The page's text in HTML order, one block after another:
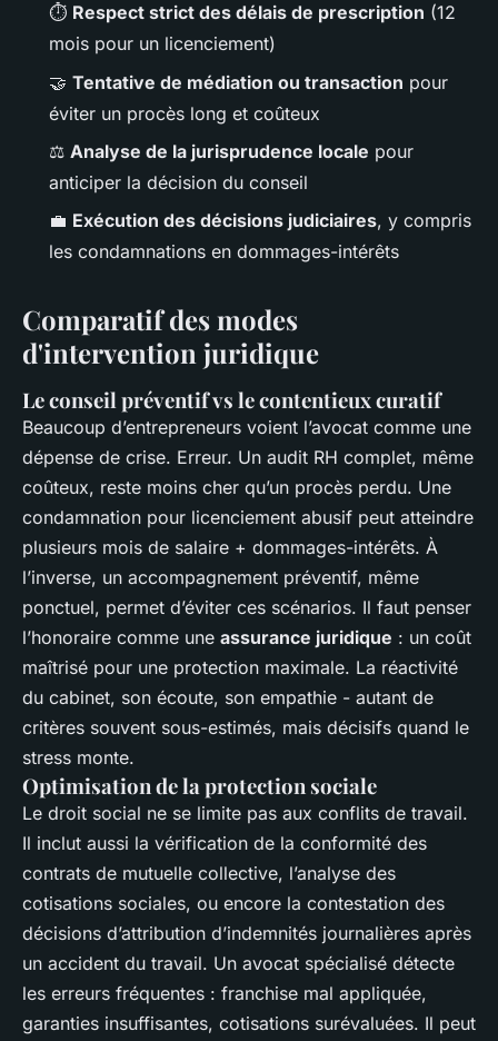
⏱️ Respect strict des délais de prescription (12
mois pour un licenciement)
🤝 Tentative de médiation ou transaction pour
éviter un procès long et coûteux
⚖️ Analyse de la jurisprudence locale pour
anticiper la décision du conseil
💼 Exécution des décisions judiciaires, y compris
les condamnations en dommages-intérêts
Comparatif des modes
d'intervention juridique
Le conseil préventif vs le contentieux curatif
Beaucoup d’entrepreneurs voient l’avocat comme une
dépense de crise. Erreur. Un audit RH complet, même
coûteux, reste moins cher qu’un procès perdu. Une
condamnation pour licenciement abusif peut atteindre
plusieurs mois de salaire + dommages-intérêts. À
l’inverse, un accompagnement préventif, même
ponctuel, permet d’éviter ces scénarios. Il faut penser
l’honoraire comme une assurance juridique : un coût
maîtrisé pour une protection maximale. La réactivité
du cabinet, son écoute, son empathie - autant de
critères souvent sous-estimés, mais décisifs quand le
stress monte.
Optimisation de la protection sociale
Le droit social ne se limite pas aux conflits de travail.
Il inclut aussi la vérification de la conformité des
contrats de mutuelle collective, l’analyse des
cotisations sociales, ou encore la contestation des
décisions d’attribution d’indemnités journalières après
un accident du travail. Un avocat spécialisé détecte
les erreurs fréquentes : franchise mal appliquée,
garanties insuffisantes, cotisations surévaluées. Il peut